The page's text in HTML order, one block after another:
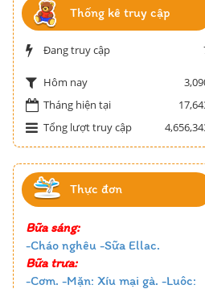
Thống kê truy cập
Đang truy cập
Hôm nay
Tháng hiện tại
Tổng lượt truy cập
Thực đơn
Bữa sáng:
-Cháo nghêu -Sữa Ellac.
Bữa trưa:
-Cơm. -Mặn: Xíu mại gà. -Luôc: